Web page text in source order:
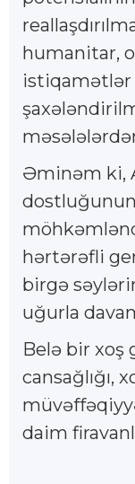
humanitar,
istiqamətlər
Əminəm ki,
dostluğunun
hərtərəfli
birgə
uğurla
Belə bir xoş
cansağlığı,
daim